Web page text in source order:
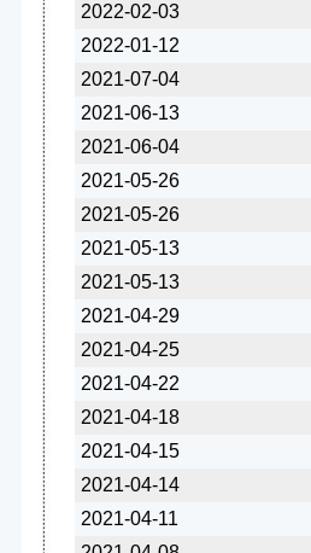
2022-02-03
2022-01-12
2021-07-04
2021-06-13
2021-06-04
2021-05-26
2021-05-26
2021-05-13
2021-05-13
2021-04-29
2021-04-25
2021-04-22
2021-04-18
2021-04-15
2021-04-14
2021-04-11